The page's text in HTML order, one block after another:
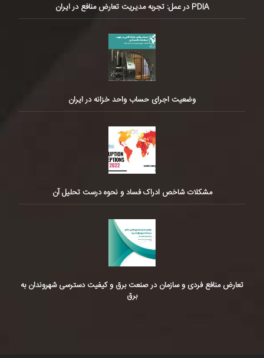
PDIA در عمل: تجربه مدیریت تعارض منافع در ایران
وضعیت اجرای حساب واحد خزانه در ایران
مشکلات شاخص ادراک فساد و نحوه درست تحلیل آن
تعارض منافع فردی و سازمان در صنعت برق و کیفیت دسترسی شهروندان به
برق